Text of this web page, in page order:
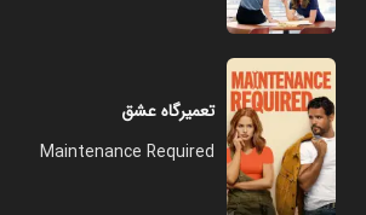
تعمیرگاه عشق
Maintenance Required